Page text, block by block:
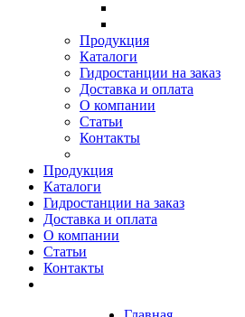
Продукция
Каталоги
Гидростанции на заказ
Доставка и оплата
О компании
Статьи
Контакты
Продукция
Каталоги
Гидростанции на заказ
Доставка и оплата
О компании
Статьи
Контакты